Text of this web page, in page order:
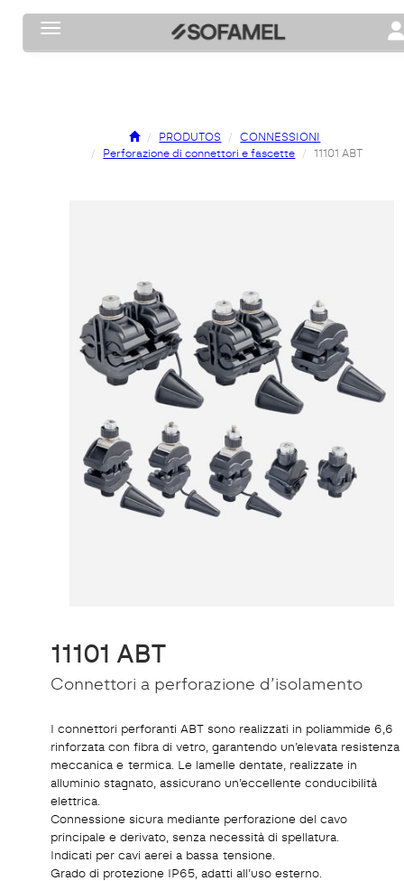
Toggle navigation
PRODUTOS
CONNESSIONI
Perforazione di connettori e fascette
11101 ABT
11101 ABT
Connettori a perforazione d’isolamento
I connettori perforanti ABT sono realizzati in poliammide 6,6
rinforzata con fibra di vetro, garantendo un’elevata resistenza
meccanica e termica. Le lamelle dentate, realizzate in
alluminio stagnato, assicurano un’eccellente conducibilità
elettrica.
Connessione sicura mediante perforazione del cavo
principale e derivato, senza necessità di spellatura.
Indicati per cavi aerei a bassa tensione.
Grado di protezione IP65, adatti all’uso esterno.